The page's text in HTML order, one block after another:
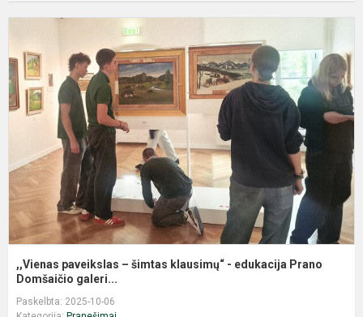
,,Vienas paveikslas – šimtas klausimų“ - edukacija Prano
Domšaičio galeri...
Paskelbta: 2025-10-06